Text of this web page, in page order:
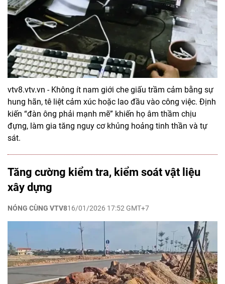
vtv8.vtv.vn - Không ít nam giới che giấu trầm cảm bằng sự
hung hãn, tê liệt cảm xúc hoặc lao đầu vào công việc. Định
kiến “đàn ông phải mạnh mẽ” khiến họ âm thầm chịu
đựng, làm gia tăng nguy cơ khủng hoảng tinh thần và tự
sát.
Tăng cường kiểm tra, kiểm soát vật liệu
xây dựng
NÓNG CÙNG VTV816/01/2026 17:52 GMT+7